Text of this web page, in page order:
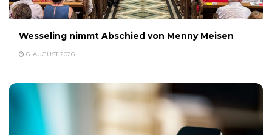
Wesseling nimmt Abschied von Menny Meisen
6. AUGUST 2026